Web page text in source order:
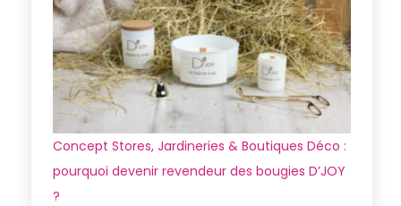
Concept Stores, Jardineries & Boutiques Déco :
pourquoi devenir revendeur des bougies D’JOY
?